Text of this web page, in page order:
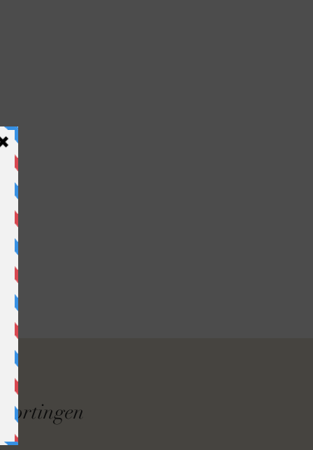
kortingen